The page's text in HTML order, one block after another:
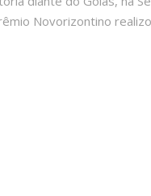
Novorizontino